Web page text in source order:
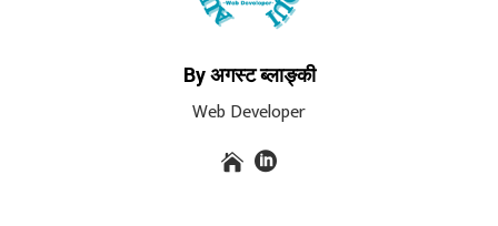
By अगस्ट ब्लाङ्की
Web Developer